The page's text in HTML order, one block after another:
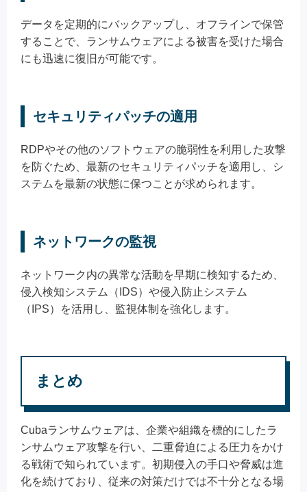
データを定期的にバックアップし、オフラインで保管
することで、ランサムウェアによる被害を受けた場合
にも迅速に復旧が可能です。
セキュリティパッチの適用
RDPやその他のソフトウェアの脆弱性を利用した攻撃
を防ぐため、最新のセキュリティパッチを適用し、シ
ステムを最新の状態に保つことが求められます。
ネットワークの監視
ネットワーク内の異常な活動を早期に検知するため、
侵入検知システム（IDS）や侵入防止システム
（IPS）を活用し、監視体制を強化します。
まとめ
Cubaランサムウェアは、企業や組織を標的にしたラ
ンサムウェア攻撃を行い、二重脅迫による圧力をかけ
る戦術で知られています。初期侵入の手口や脅威は進
化を続けており、従来の対策だけでは不十分となる場